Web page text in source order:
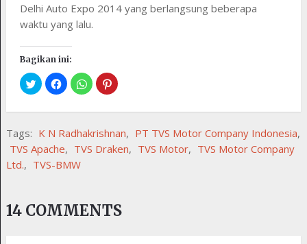
Delhi Auto Expo 2014 yang berlangsung beberapa
waktu yang lalu.
Bagikan ini:
Tags: K N Radhakrishnan, PT TVS Motor Company Indonesia,
TVS Apache, TVS Draken, TVS Motor, TVS Motor Company
Ltd., TVS-BMW
14 COMMENTS